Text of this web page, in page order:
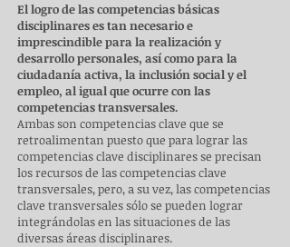
El logro de las competencias básicas
disciplinares es tan necesario e
imprescindible para la realización y
desarrollo personales, así como para la
ciudadanía activa, la inclusión social y el
empleo, al igual que ocurre con las
competencias transversales.
Ambas son competencias clave que se
retroalimentan puesto que para lograr las
competencias clave disciplinares se precisan
los recursos de las competencias clave
transversales, pero, a su vez, las competencias
clave transversales sólo se pueden lograr
integrándolas en las situaciones de las
diversas áreas disciplinares.